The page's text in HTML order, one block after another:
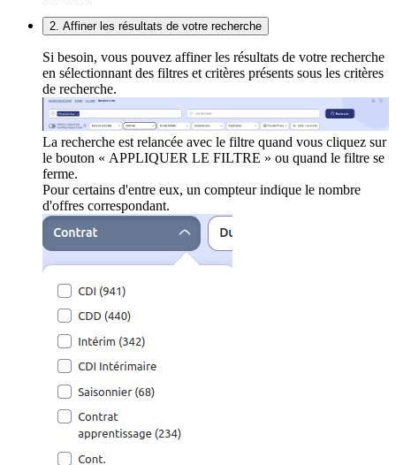
2. Affiner les résultats de votre recherche
Si besoin, vous pouvez affiner les résultats de votre recherche
en sélectionnant des filtres et critères présents sous les critères
de recherche.
La recherche est relancée avec le filtre quand vous cliquez sur
le bouton « APPLIQUER LE FILTRE » ou quand le filtre se
ferme.
Pour certains d'entre eux, un compteur indique le nombre
d'offres correspondant.